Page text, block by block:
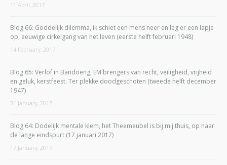
11 April, 2017
Blog 66: Goddelijk dilemma, ik schiet een mens neer en leg er een lapje
op, eeuwige cirkelgang van het leven (eerste helft februari 1948)
14 February, 2017
Blog 65: Verlof in Bandoeng, EM brengers van recht, veiligheid, vrijheid
en geluk, kerstfeest. Ter plekke doodgeschoten (tweede helft december
1947)
31 January, 2017
Blog 64: Dodelijk mentale klem, het Theemeubel is bij mij thuis, op naar
de lange eindspurt (17 januari 2017)
17 January, 2017